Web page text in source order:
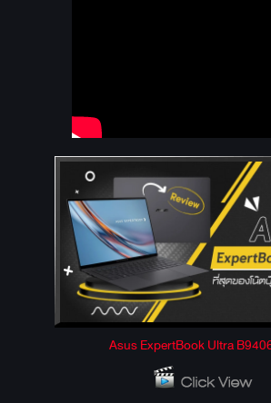
Asus ExpertBook Ultra